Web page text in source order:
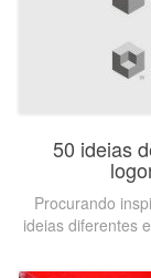
50 ideias
Procurando
ideias diferentes